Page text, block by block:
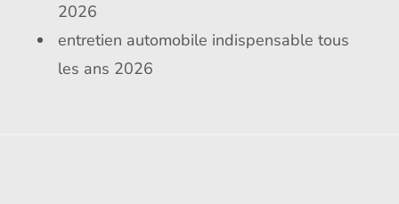
2026
entretien automobile indispensable tous
les ans 2026